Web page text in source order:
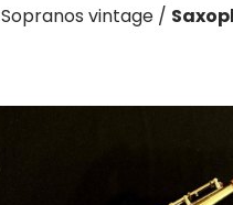
Sopranos vintage /